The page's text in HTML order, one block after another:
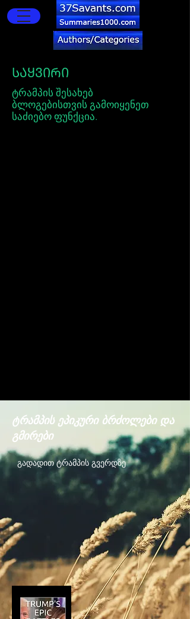
ᲡᲐᲧᲕᲘᲠᲘ
ტრამპის შესახებ
ბლოგებისთვის გამოიყენეთ
საძიებო ფუნქცია.
ტრამპის ეპიკური ბრძოლები და
გმირები
გადადით ტრამპის გვერდზე